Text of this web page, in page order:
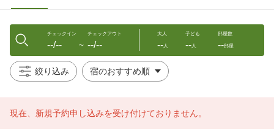
チェックイン
--/-- 〜
チェックアウト
--/--
大人
--人
子ども
--人
部屋数
--部屋
絞り込み
現在、新規予約申し込みを受け付けておりません。